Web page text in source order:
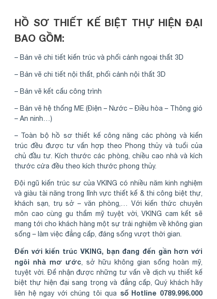
HỒ SƠ THIẾT KẾ BIỆT THỰ HIỆN ĐẠI
BAO GỒM:
– Bản vẽ chi tiết kiến trúc và phối cảnh ngoại thất 3D
– Bản vẽ chi tiết nội thất, phối cảnh nội thất 3D
– Bản vẽ kết cấu công trình
– Bản vẽ hệ thống ME (Điện – Nước – Điều hòa – Thông gió
– An ninh…)
– Toàn bộ hồ sơ thiết kế công năng các phòng và kiến
trúc đều được tư vấn hợp theo Phong thủy và tuổi của
chủ đầu tư. Kích thước các phòng, chiều cao nhà và kích
thước cửa đều theo kích thước phong thủy.
Đội ngũ kiến trúc sư của VKING có nhiều năm kinh nghiệm
và giàu tài năng trong lĩnh vực thiết kế & thi công biệt thự,
khách sạn, trụ sở – văn phòng,… Với kiến thức chuyên
môn cao cùng gu thẩm mỹ tuyệt vời, VKING cam kết sẽ
mang tới cho khách hàng một sự trải nghiệm về không gian
sống – làm việc đẳng cấp, đáng sống vượt thời gian.
Đến với kiến trúc VKING, bạn đang đến gần hơn với
ngôi nhà mơ ước, sở hữu không gian sống hoàn mỹ,
tuyệt vời. Để nhận được những tư vấn về dịch vụ thiết kế
biệt thự hiện đại sang trọng và đẳng cấp, Quý khách hãy
liên hệ ngay với chúng tôi qua số Hotline 0789.996.000